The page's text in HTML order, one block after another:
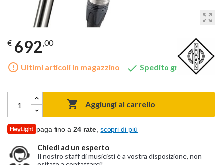
zoom_out_map
€ 692,00
error_outline Ultimi articoli in magazzino  Spedito gratis
 Aggiungi al carrello
paga fino a24 rate ,scopri di più
Chiedi ad un esperto
Il nostro staff di musicisti è a vostra disposizione, non